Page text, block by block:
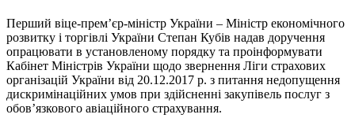
Перший віце-прем’єр-міністр України – Міністр економічного
розвитку і торгівлі України Степан Кубів надав доручення
опрацювати в установленому порядку та проінформувати
Кабінет Міністрів України щодо звернення Ліги страхових
організацій України від 20.12.2017 р. з питання недопущення
дискримінаційних умов при здійсненні закупівель послуг з
обов’язкового авіаційного страхування.